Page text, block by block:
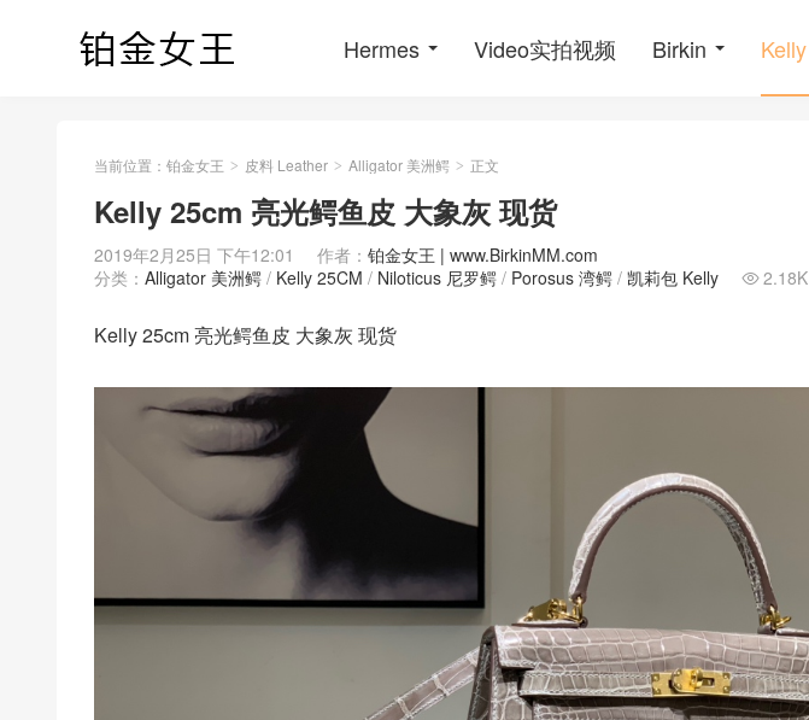
Hermes Video实拍视频 Birkin Kelly
当前位置： 铂金女王 > 皮料 Leather > Alligator 美洲鳄 > 正文
Kelly 25cm 亮光鳄鱼皮 大象灰 现货
2019年2月25日 下午12:01 作者： 铂金女王 | www.BirkinMM.com
分类： Alligator 美洲鳄 / Kelly 25CM / Niloticus 尼罗鳄 / Porosus 湾鳄 / 凯莉包 Kelly  2.18K
Kelly 25cm 亮光鳄鱼皮 大象灰 现货